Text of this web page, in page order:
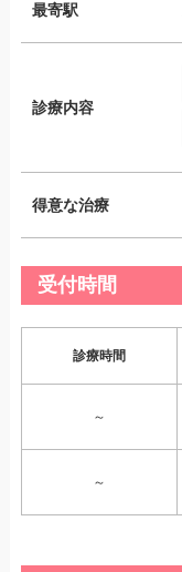
最寄駅
診療内容
得意な治療
受付時間
診療時間
～
～